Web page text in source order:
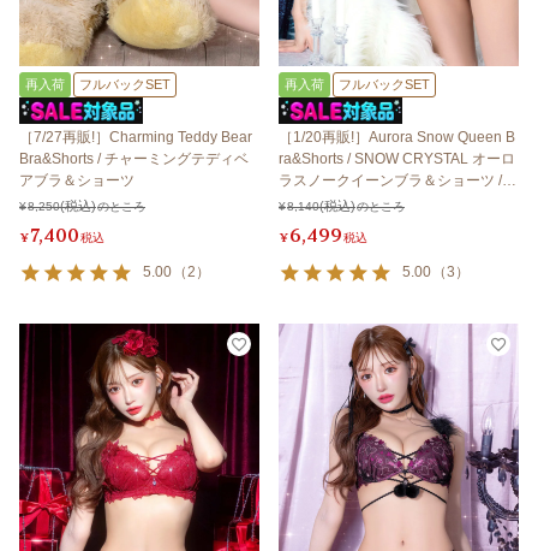
再入荷 フルバックSET
［7/27再販!］Charming Teddy Bear
Bra&Shorts / チャーミングテディベ
アブラ＆ショーツ
¥8,250 のところ
¥7,400税込
5.00 （2 ）
再入荷 フルバックSET
［1/20再販!］Aurora Snow Queen B
ra&Shorts / SNOW CRYSTAL オーロ
ラスノークイーンブラ＆ショーツ /
スノークリスタル 【LB5500】
¥8,140 のところ
¥6,499税込
5.00 （3 ）